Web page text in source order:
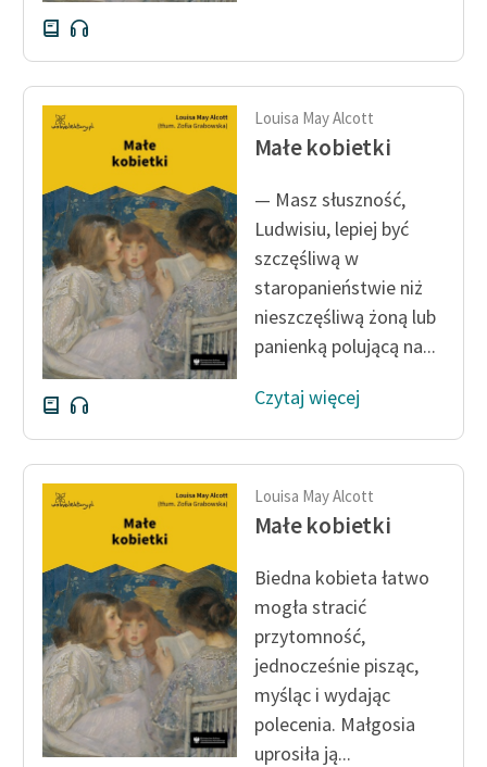
Szkoła Poezji Wolnych
Lektur
O nas
O projekcie
Zespół
Zasady wykorzystania
Wolnych Lektur
Logotypy
Materiały promocyjne
Polityka prywatności
Regulamin biblioteki
Dane fundacji i
sprawozdania finansowe
Regulamin darowizn
Informacja o treściach
wrażliwych
Deklaracja dostępności
Louisa May Alcott
Małe kobietki
— Masz słuszność,
Ludwisiu, lepiej być
szczęśliwą w
staropanieństwie niż
nieszczęśliwą żoną lub
panienką polującą na...
Czytaj więcej
Louisa May Alcott
Małe kobietki
Biedna kobieta łatwo
mogła stracić
przytomność,
jednocześnie pisząc,
myśląc i wydając
polecenia. Małgosia
uprosiła ją...